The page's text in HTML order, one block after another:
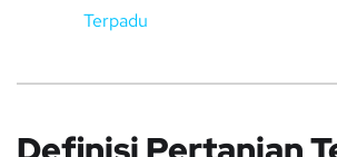
Terpadu